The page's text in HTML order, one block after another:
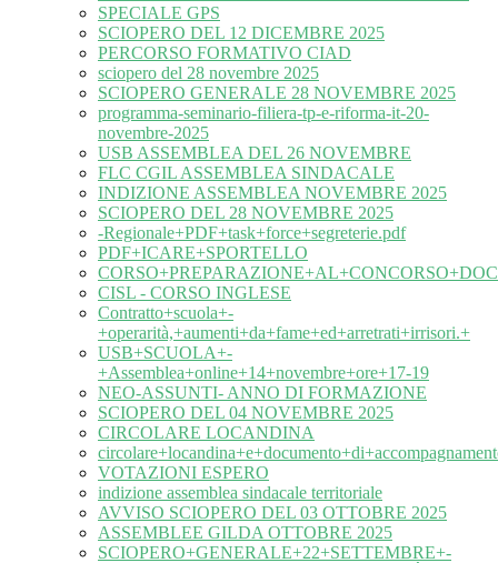
SPECIALE GPS
SCIOPERO DEL 12 DICEMBRE 2025
PERCORSO FORMATIVO CIAD
sciopero del 28 novembre 2025
SCIOPERO GENERALE 28 NOVEMBRE 2025
programma-seminario-filiera-tp-e-riforma-it-20-
novembre-2025
USB ASSEMBLEA DEL 26 NOVEMBRE
FLC CGIL ASSEMBLEA SINDACALE
INDIZIONE ASSEMBLEA NOVEMBRE 2025
SCIOPERO DEL 28 NOVEMBRE 2025
-Regionale+PDF+task+force+segreterie.pdf
PDF+ICARE+SPORTELLO
CISL - CORSO INGLESE
Contratto+scuola+-
+operarità,+aumenti+da+fame+ed+arretrati+irrisori.+
USB+SCUOLA+-
+Assemblea+online+14+novembre+ore+17-19
NEO-ASSUNTI- ANNO DI FORMAZIONE
SCIOPERO DEL 04 NOVEMBRE 2025
CIRCOLARE LOCANDINA
VOTAZIONI ESPERO
indizione assemblea sindacale territoriale
AVVISO SCIOPERO DEL 03 OTTOBRE 2025
ASSEMBLEE GILDA OTTOBRE 2025
SCIOPERO+GENERALE+22+SETTEMBRE+-